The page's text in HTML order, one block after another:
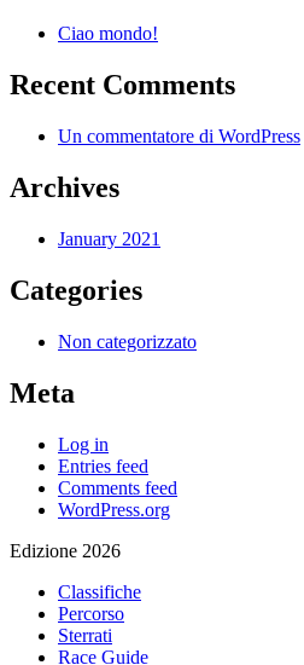
Ciao mondo!
Recent Comments
Un commentatore di WordPress
Archives
January 2021
Categories
Non categorizzato
Meta
Log in
Entries feed
Comments feed
WordPress.org
Edizione 2026
Classifiche
Percorso
Sterrati
Race Guide